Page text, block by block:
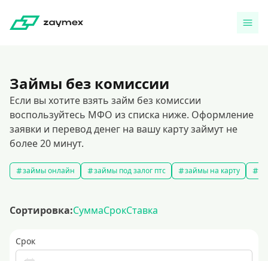
Займы без комиссии
Если вы хотите взять займ без комиссии
воспользуйтесь МФО из списка ниже. Оформление
заявки и перевод денег на вашу карту займут не
более 20 минут.
займы онлайн займы под залог птс займы на карту
Сортировка:СуммаСрокСтавка
Срок